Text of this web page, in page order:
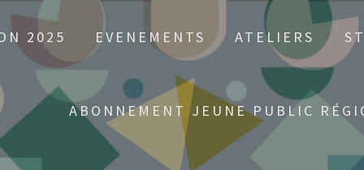
2025 EVENEMENTS ATELIERS
ABONNEMENT JEUNE PUBLIC